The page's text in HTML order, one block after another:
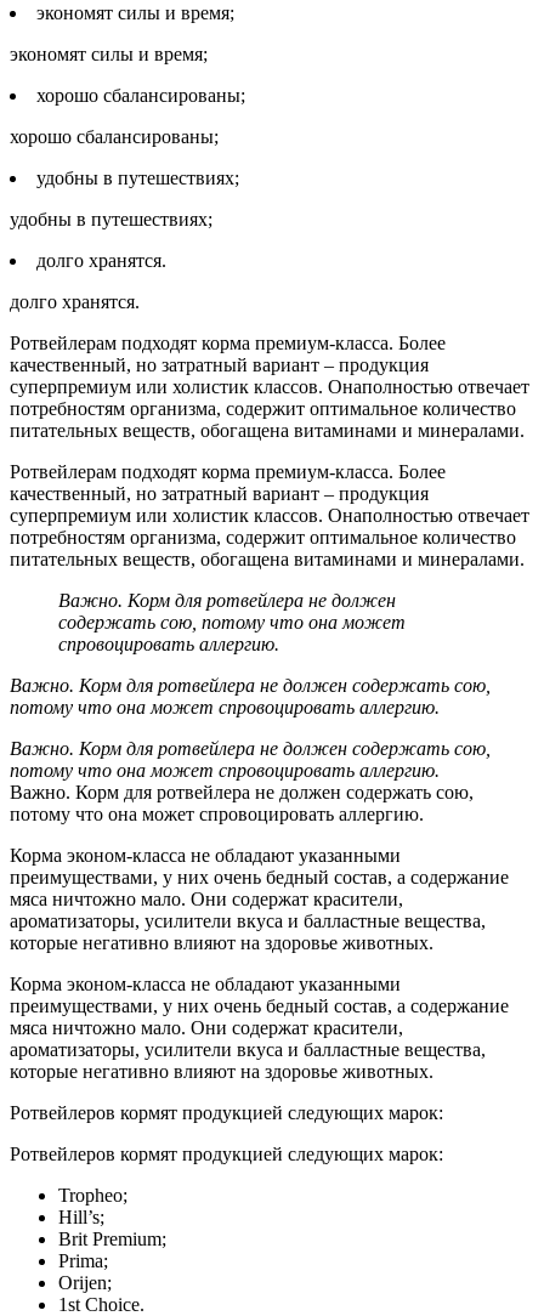
экономят силы и время;
экономят силы и время;
хорошо сбалансированы;
хорошо сбалансированы;
удобны в путешествиях;
удобны в путешествиях;
долго хранятся.
долго хранятся.
Ротвейлерам подходят корма премиум-класса. Более
качественный, но затратный вариант – продукция
суперпремиум или холистик классов. Онаполностью отвечает
потребностям организма, содержит оптимальное количество
питательных веществ, обогащена витаминами и минералами.
Ротвейлерам подходят корма премиум-класса. Более
качественный, но затратный вариант – продукция
суперпремиум или холистик классов. Онаполностью отвечает
потребностям организма, содержит оптимальное количество
питательных веществ, обогащена витаминами и минералами.
Важно. Корм для ротвейлера не должен
содержать сою, потому что она может
спровоцировать аллергию.
Важно. Корм для ротвейлера не должен содержать сою,
потому что она может спровоцировать аллергию.
Важно. Корм для ротвейлера не должен содержать сою,
потому что она может спровоцировать аллергию.
Важно. Корм для ротвейлера не должен содержать сою,
потому что она может спровоцировать аллергию.
Корма эконом-класса не обладают указанными
преимуществами, у них очень бедный состав, а содержание
мяса ничтожно мало. Они содержат красители,
ароматизаторы, усилители вкуса и балластные вещества,
которые негативно влияют на здоровье животных.
Корма эконом-класса не обладают указанными
преимуществами, у них очень бедный состав, а содержание
мяса ничтожно мало. Они содержат красители,
ароматизаторы, усилители вкуса и балластные вещества,
которые негативно влияют на здоровье животных.
Ротвейлеров кормят продукцией следующих марок:
Ротвейлеров кормят продукцией следующих марок:
Tropheo;
Hill’s;
Brit Premium;
Prima;
Orijen;
1st Choice.